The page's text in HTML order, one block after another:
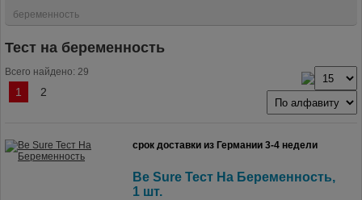
беременность
Тест на беременность
Всего найдено: 29
1 2
срок доставки из Германии 3-4 недели
Be Sure Тест На Беременность,
1 шт.